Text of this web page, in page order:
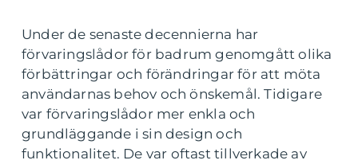
Under de senaste decennierna har
förvaringslådor för badrum genomgått olika
förbättringar och förändringar för att möta
användarnas behov och önskemål. Tidigare
var förvaringslådor mer enkla och
grundläggande i sin design och
funktionalitet. De var oftast tillverkade av